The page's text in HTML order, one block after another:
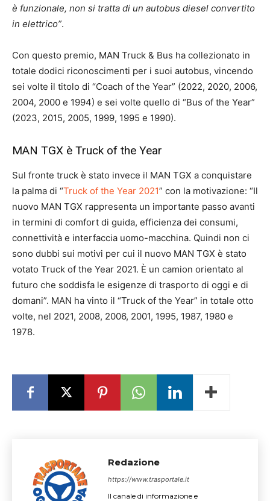
è funzionale, non si tratta di un autobus diesel convertito
in elettrico”.
Con questo premio, MAN Truck & Bus ha collezionato in
totale dodici riconoscimenti per i suoi autobus, vincendo
sei volte il titolo di “Coach of the Year” (2022, 2020, 2006,
2004, 2000 e 1994) e sei volte quello di “Bus of the Year”
(2023, 2015, 2005, 1999, 1995 e 1990).
MAN TGX è Truck of the Year
Sul fronte truck è stato invece il MAN TGX a conquistare
la palma di “Truck of the Year 2021” con la motivazione: “Il
nuovo MAN TGX rappresenta un importante passo avanti
in termini di comfort di guida, efficienza dei consumi,
connettività e interfaccia uomo-macchina. Quindi non ci
sono dubbi sui motivi per cui il nuovo MAN TGX è stato
votato Truck of the Year 2021. È un camion orientato al
futuro che soddisfa le esigenze di trasporto di oggi e di
domani”. MAN ha vinto il “Truck of the Year” in totale otto
volte, nel 2021, 2008, 2006, 2001, 1995, 1987, 1980 e
1978.
Redazione
https://www.trasportale.it
Il canale di informazione e